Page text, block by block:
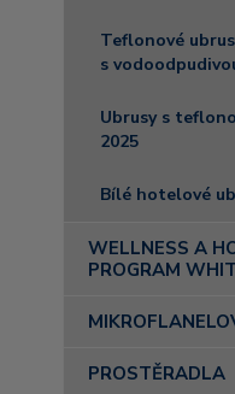
Teflonové
s
Ubrusy s
2025
Bílé hotelové
WELLNESS A
PROGRAM
PROSTĚRADLA